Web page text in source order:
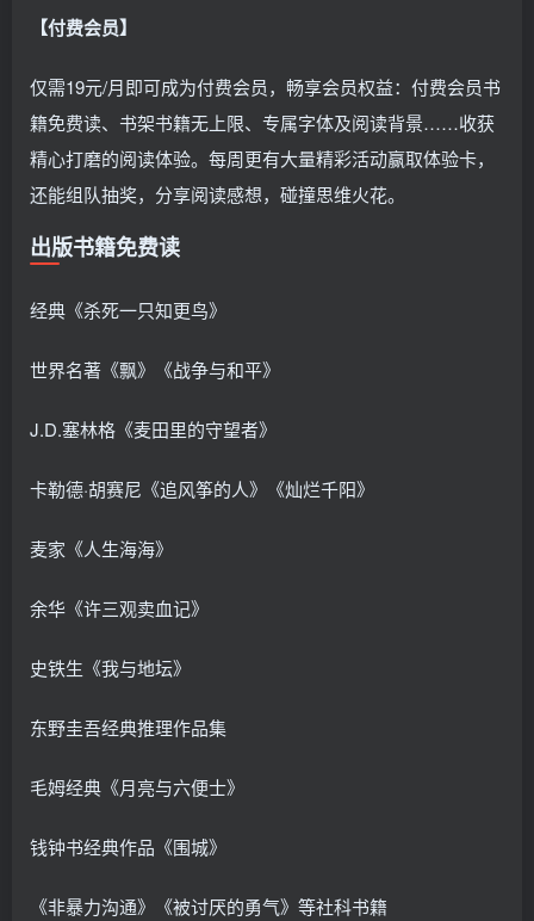
【付费会员】
仅需19元/月即可成为付费会员，畅享会员权益：付费会员书
籍免费读、书架书籍无上限、专属字体及阅读背景……收获
精心打磨的阅读体验。每周更有大量精彩活动赢取体验卡，
还能组队抽奖，分享阅读感想，碰撞思维火花。
出版书籍免费读
经典《杀死一只知更鸟》
世界名著《飘》《战争与和平》
J.D.塞林格《麦田里的守望者》
卡勒德·胡赛尼《追风筝的人》《灿烂千阳》
麦家《人生海海》
余华《许三观卖血记》
史铁生《我与地坛》
东野圭吾经典推理作品集
毛姆经典《月亮与六便士》
钱钟书经典作品《围城》
《非暴力沟通》《被讨厌的勇气》等社科书籍